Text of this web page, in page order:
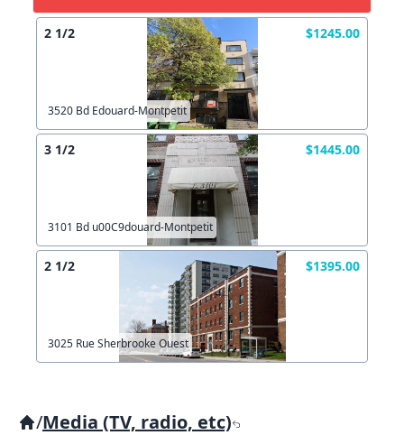
2 1/2 $1245.00
3520 Bd Edouard-Montpetit
3 1/2 $1445.00
3101 Bd u00C9douard-Montpetit
2 1/2 $1395.00
3025 Rue Sherbrooke Ouest
/Media (TV, radio, etc)
X Fermer Envoyez